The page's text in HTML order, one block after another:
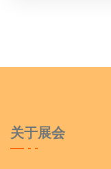
关于展会